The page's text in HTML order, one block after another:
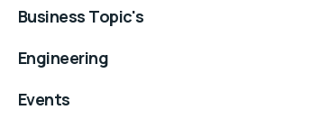
Business Topic's
Engineering
Events